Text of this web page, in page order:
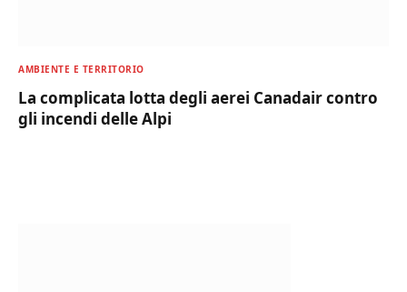
AMBIENTE E TERRITORIO
La complicata lotta degli aerei Canadair contro
gli incendi delle Alpi